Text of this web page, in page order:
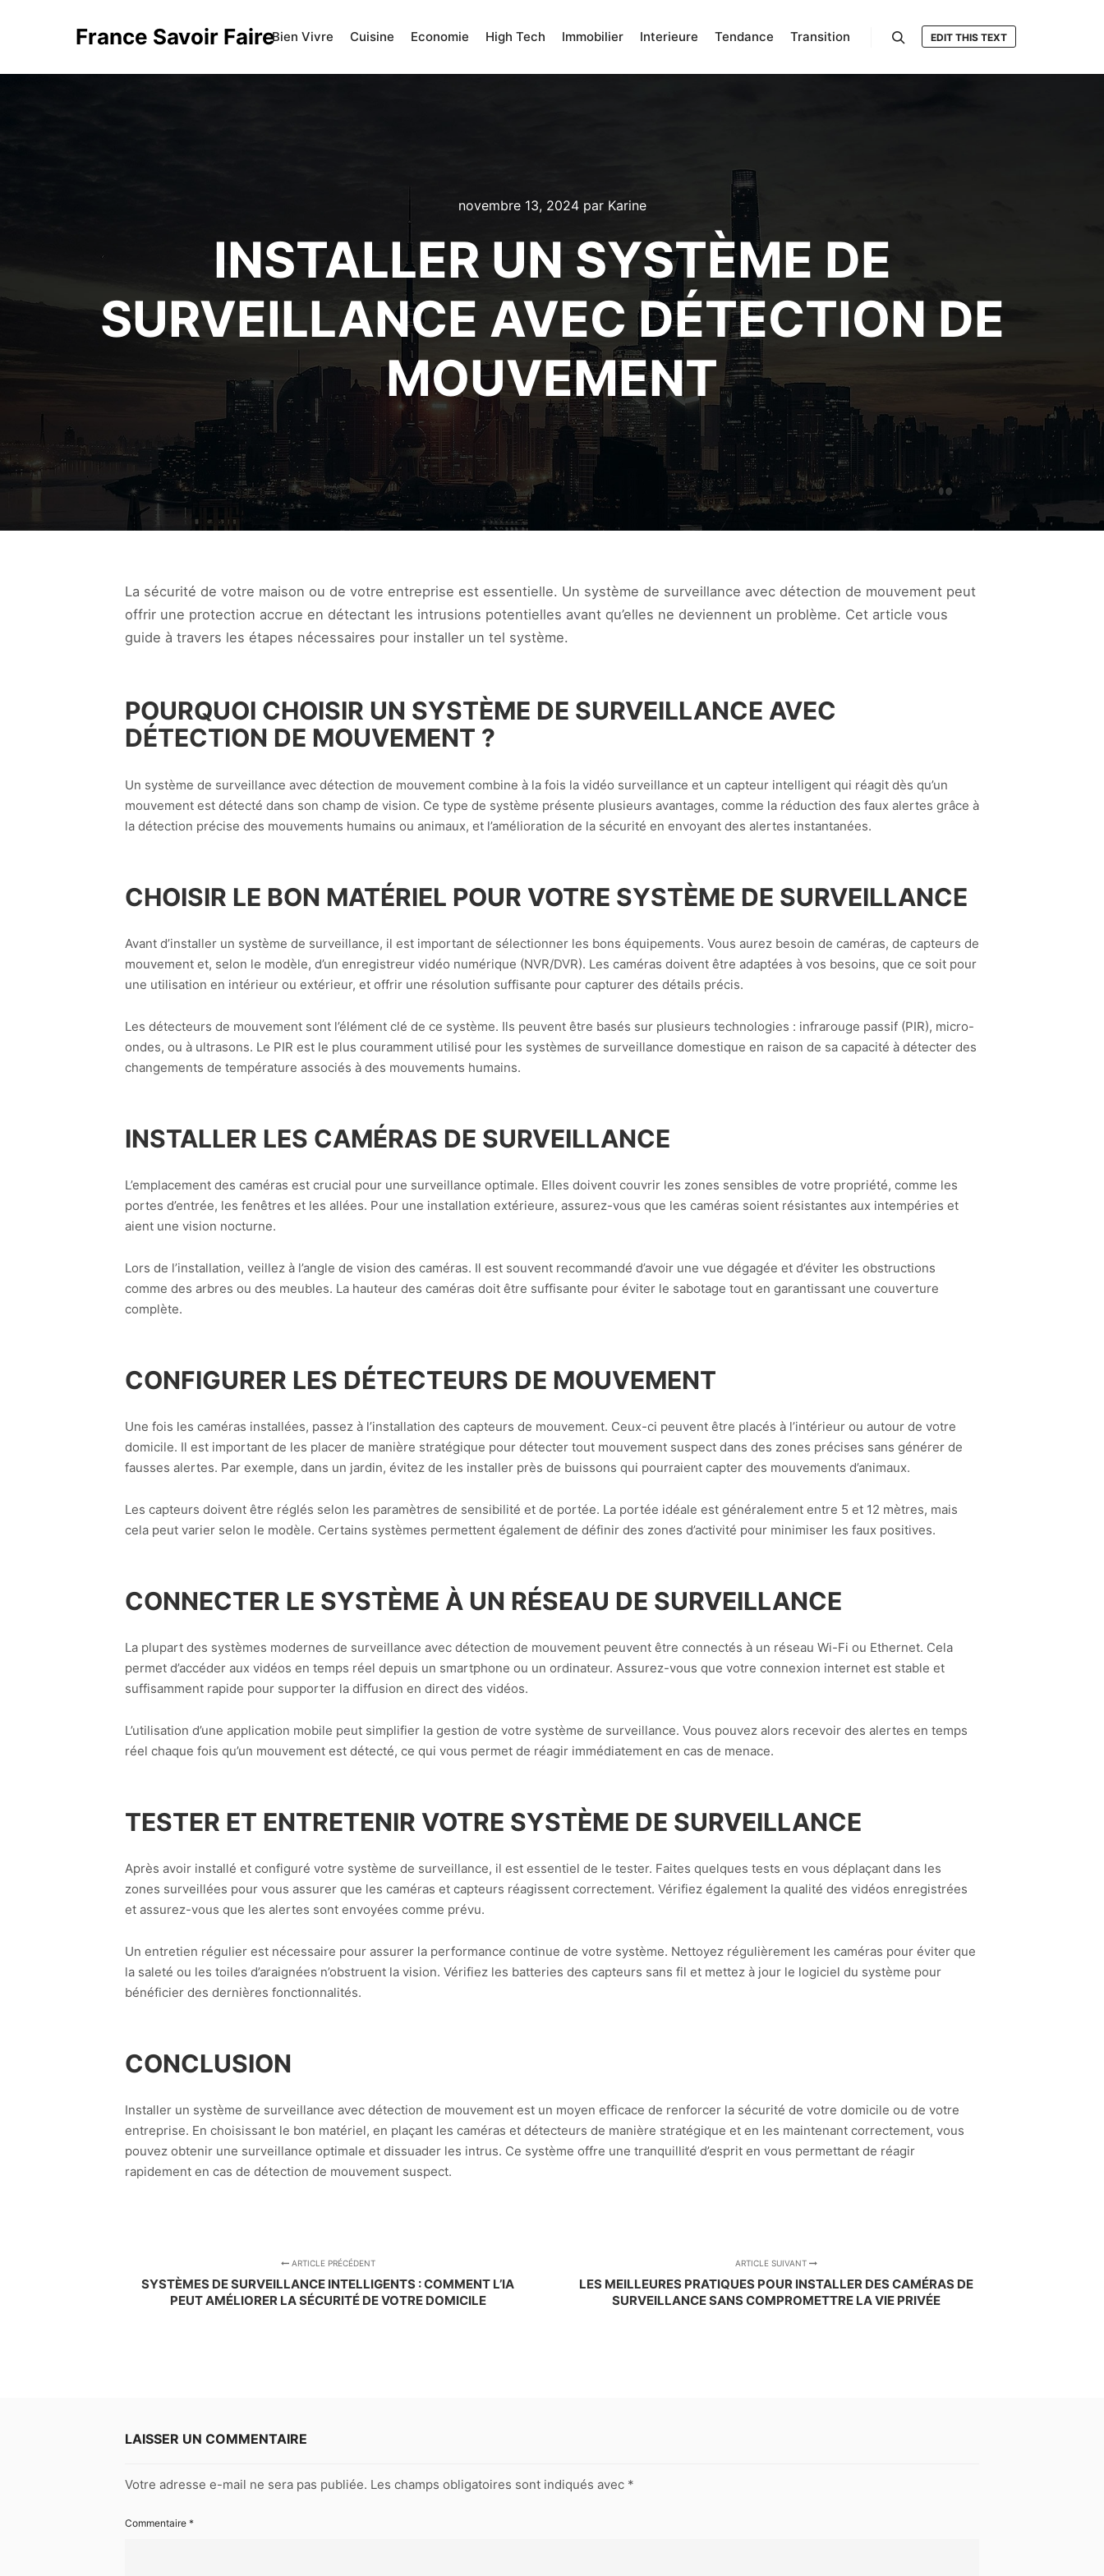
France Savoir FaireBien Vivre Cuisine Economie High Tech Immobilier Interieure Tendance Transition EDIT THIS TEXT
novembre 13, 2024par Karine
INSTALLER UN SYSTÈME DE
SURVEILLANCE AVEC DÉTECTION DE
MOUVEMENT
La sécurité de votre maison ou de votre entreprise est essentielle. Un système de surveillance avec détection de mouvement peut
offrir une protection accrue en détectant les intrusions potentielles avant qu’elles ne deviennent un problème. Cet article vous
guide à travers les étapes nécessaires pour installer un tel système.
POURQUOI CHOISIR UN SYSTÈME DE SURVEILLANCE AVEC
DÉTECTION DE MOUVEMENT ?
Un système de surveillance avec détection de mouvement combine à la fois la vidéo surveillance et un capteur intelligent qui réagit dès qu’un
mouvement est détecté dans son champ de vision. Ce type de système présente plusieurs avantages, comme la réduction des faux alertes grâce à
la détection précise des mouvements humains ou animaux, et l’amélioration de la sécurité en envoyant des alertes instantanées.
CHOISIR LE BON MATÉRIEL POUR VOTRE SYSTÈME DE SURVEILLANCE
Avant d’installer un système de surveillance, il est important de sélectionner les bons équipements. Vous aurez besoin de caméras, de capteurs de
mouvement et, selon le modèle, d’un enregistreur vidéo numérique (NVR/DVR). Les caméras doivent être adaptées à vos besoins, que ce soit pour
une utilisation en intérieur ou extérieur, et offrir une résolution suffisante pour capturer des détails précis.
Les détecteurs de mouvement sont l’élément clé de ce système. Ils peuvent être basés sur plusieurs technologies : infrarouge passif (PIR), micro-
ondes, ou à ultrasons. Le PIR est le plus couramment utilisé pour les systèmes de surveillance domestique en raison de sa capacité à détecter des
changements de température associés à des mouvements humains.
INSTALLER LES CAMÉRAS DE SURVEILLANCE
L’emplacement des caméras est crucial pour une surveillance optimale. Elles doivent couvrir les zones sensibles de votre propriété, comme les
portes d’entrée, les fenêtres et les allées. Pour une installation extérieure, assurez-vous que les caméras soient résistantes aux intempéries et
aient une vision nocturne.
Lors de l’installation, veillez à l’angle de vision des caméras. Il est souvent recommandé d’avoir une vue dégagée et d’éviter les obstructions
comme des arbres ou des meubles. La hauteur des caméras doit être suffisante pour éviter le sabotage tout en garantissant une couverture
complète.
CONFIGURER LES DÉTECTEURS DE MOUVEMENT
Une fois les caméras installées, passez à l’installation des capteurs de mouvement. Ceux-ci peuvent être placés à l’intérieur ou autour de votre
domicile. Il est important de les placer de manière stratégique pour détecter tout mouvement suspect dans des zones précises sans générer de
fausses alertes. Par exemple, dans un jardin, évitez de les installer près de buissons qui pourraient capter des mouvements d’animaux.
Les capteurs doivent être réglés selon les paramètres de sensibilité et de portée. La portée idéale est généralement entre 5 et 12 mètres, mais
cela peut varier selon le modèle. Certains systèmes permettent également de définir des zones d’activité pour minimiser les faux positives.
CONNECTER LE SYSTÈME À UN RÉSEAU DE SURVEILLANCE
La plupart des systèmes modernes de surveillance avec détection de mouvement peuvent être connectés à un réseau Wi-Fi ou Ethernet. Cela
permet d’accéder aux vidéos en temps réel depuis un smartphone ou un ordinateur. Assurez-vous que votre connexion internet est stable et
suffisamment rapide pour supporter la diffusion en direct des vidéos.
L’utilisation d’une application mobile peut simplifier la gestion de votre système de surveillance. Vous pouvez alors recevoir des alertes en temps
réel chaque fois qu’un mouvement est détecté, ce qui vous permet de réagir immédiatement en cas de menace.
TESTER ET ENTRETENIR VOTRE SYSTÈME DE SURVEILLANCE
Après avoir installé et configuré votre système de surveillance, il est essentiel de le tester. Faites quelques tests en vous déplaçant dans les
zones surveillées pour vous assurer que les caméras et capteurs réagissent correctement. Vérifiez également la qualité des vidéos enregistrées
et assurez-vous que les alertes sont envoyées comme prévu.
Un entretien régulier est nécessaire pour assurer la performance continue de votre système. Nettoyez régulièrement les caméras pour éviter que
la saleté ou les toiles d’araignées n’obstruent la vision. Vérifiez les batteries des capteurs sans fil et mettez à jour le logiciel du système pour
bénéficier des dernières fonctionnalités.
CONCLUSION
Installer un système de surveillance avec détection de mouvement est un moyen efficace de renforcer la sécurité de votre domicile ou de votre
entreprise. En choisissant le bon matériel, en plaçant les caméras et détecteurs de manière stratégique et en les maintenant correctement, vous
pouvez obtenir une surveillance optimale et dissuader les intrus. Ce système offre une tranquillité d’esprit en vous permettant de réagir
rapidement en cas de détection de mouvement suspect.
ARTICLE PRÉCÉDENT
SYSTÈMES DE SURVEILLANCE INTELLIGENTS : COMMENT L’IA
PEUT AMÉLIORER LA SÉCURITÉ DE VOTRE DOMICILE
ARTICLE SUIVANT
LES MEILLEURES PRATIQUES POUR INSTALLER DES CAMÉRAS DE
SURVEILLANCE SANS COMPROMETTRE LA VIE PRIVÉE
LAISSER UN COMMENTAIRE
Votre adresse e-mail ne sera pas publiée. Les champs obligatoires sont indiqués avec *
Commentaire *